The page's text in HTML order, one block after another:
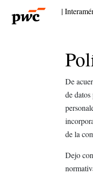
|
De
de
de la
Dejo